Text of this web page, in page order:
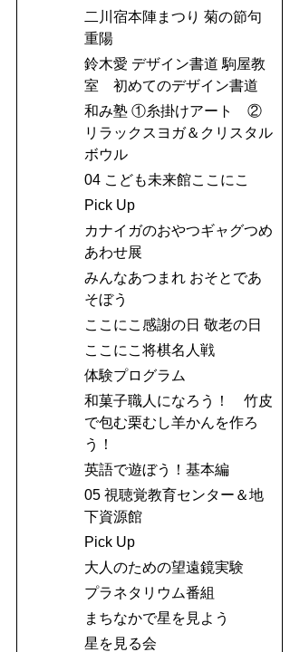
二川宿本陣まつり 菊の節句
重陽
鈴木愛 デザイン書道 駒屋教
室 初めてのデザイン書道
和み塾 ①糸掛けアート ②
リラックスヨガ＆クリスタル
ボウル
04 こども未来館ここにこ
Pick Up
カナイガのおやつギャグつめ
あわせ展
みんなあつまれ おそとであ
そぼう
ここにこ感謝の日 敬老の日
ここにこ将棋名人戦
体験プログラム
和菓子職人になろう！ 竹皮
で包む栗むし羊かんを作ろ
う！
英語で遊ぼう！基本編
05 視聴覚教育センター＆地
下資源館
Pick Up
大人のための望遠鏡実験
プラネタリウム番組
まちなかで星を見よう
星を見る会